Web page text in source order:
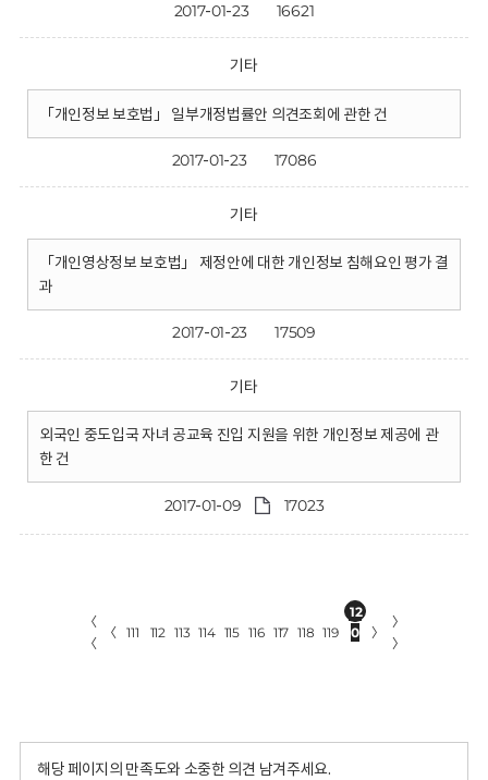
2017-01-23 16621
기타
「개인정보 보호법」 일부개정법률안 의견조회에 관한 건
2017-01-23 17086
기타
「개인영상정보 보호법」 제정안에 대한 개인정보 침해요인 평가 결
과
2017-01-23 17509
기타
외국인 중도입국 자녀 공교육 진입 지원을 위한 개인정보 제공에 관
한 건
2017-01-09 17023
〈
〈
〈 111 112 113 114 115 116 117 118 119
12
0
〉
〉
〉
해당 페이지의 만족도와 소중한 의견 남겨주세요.